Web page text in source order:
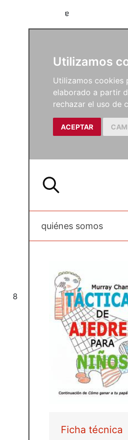
Utilizamos
Utilizamos cookies
elaborado a partir
rechazar el uso de
ACEPTAR
a
8
quiénes somos
Ficha técnica